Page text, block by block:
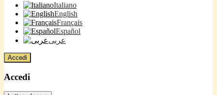
Italiano
English
Français
Español
عربى
Accedi
Accedi